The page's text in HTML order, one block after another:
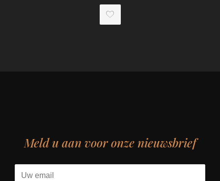
Meld u aan voor onze nieuwsbrief